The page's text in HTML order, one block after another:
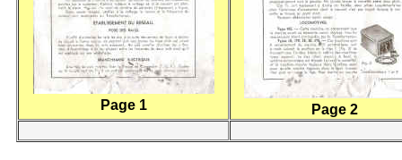
Page 1 Page 2